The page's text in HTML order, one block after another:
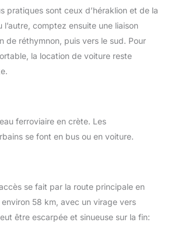
pratiques sont ceux d’héraklion et de la
l’autre, comptez ensuite une liaison
de réthymnon, puis vers le sud. Pour
la location de voiture reste
ferroviaire en crète. Les
se font en bus ou en voiture.
se fait par la route principale en
58 km, avec un virage vers
être escarpée et sinueuse sur la fin: